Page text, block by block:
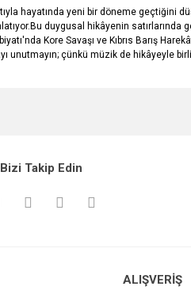
hayatında yeni bir döneme geçtiğini
duygusal hikâyenin
Kore Savaşı ve Kıbrıs Barış
unutmayın; çünkü müzik de hikâyeyle
eksik bilgiler bulunuyor.
Takip Edin
ALIŞVERİŞ